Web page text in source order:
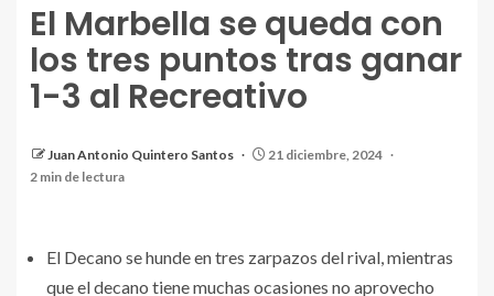
El Marbella se queda con
los tres puntos tras ganar
1-3 al Recreativo
Juan Antonio Quintero Santos
21 diciembre, 2024
2 min de lectura
El Decano se hunde en tres zarpazos del rival, mientras
que el decano tiene muchas ocasiones no aprovecho